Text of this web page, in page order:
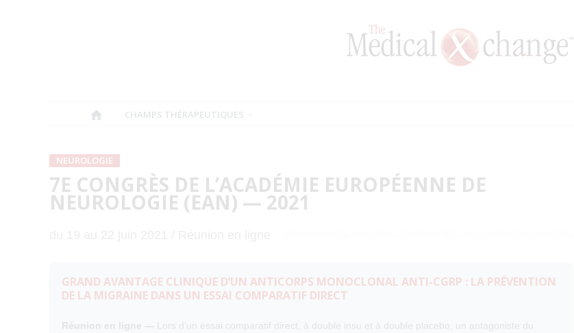
CHAMPS THÉRAPEUTIQUES
NEUROLOGIE
7E CONGRÈS DE L’ACADÉMIE EUROPÉENNE DE
NEUROLOGIE (EAN) — 2021
GRAND AVANTAGE CLINIQUE D’UN ANTICORPS MONOCLONAL ANTI-CGRP : LA PRÉVENTION
DE LA MIGRAINE DANS UN ESSAI COMPARATIF DIRECT
Réunion en ligne — Lors d’un essai comparatif direct, à double insu et à double placebo, un antagoniste du